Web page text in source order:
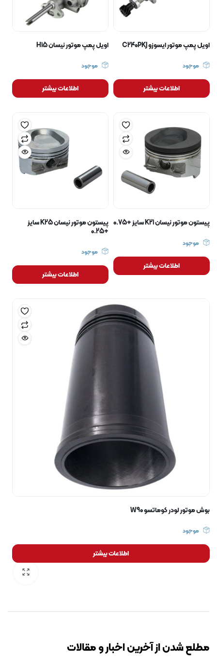
اویل پمپ موتور ایسوزو C240PKJ
موجود
اطلاعات بیشتر
اویل پمپ موتور نیسان H15
موجود
اطلاعات بیشتر
پیستون موتور نیسان K21 سایز +0.75
موجود
اطلاعات بیشتر
پیستون موتور نیسان K25 سایز
+0.25
موجود
اطلاعات بیشتر
بوش موتور لودر کوماتسو W90
موجود
اطلاعات بیشتر
مطلع شدن از آخرین اخبار و مقالات